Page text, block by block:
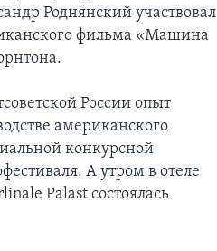
Роднянский участвовал
фильма «Машина
России опыт
американского
конкурсной
А утром в отеле
Palast состоялась